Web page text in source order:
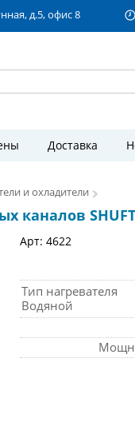
д.5, офис 8
Доставка
и охладители
каналов SHUFT
Арт: 4622
Тип нагревателя
Водяной